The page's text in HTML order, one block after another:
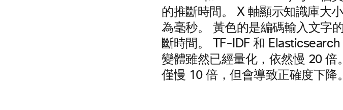
的推斷時間。 X 軸顯示知識庫大
為毫秒。 黃色的是編碼輸入文字
斷時間。 TF-IDF 和 Elasticsearch
變體雖然已經量化，依然慢 20 倍
僅慢 10 倍，但會導致正確度下降。